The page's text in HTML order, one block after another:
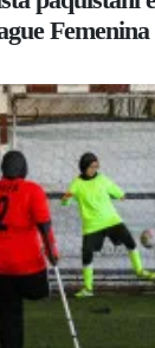
Femenina